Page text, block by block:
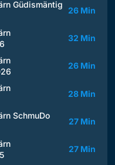
Güdismäntig
26 Min
32 Min
26 Min
28 Min
SchmuDo
27 Min
27 Min